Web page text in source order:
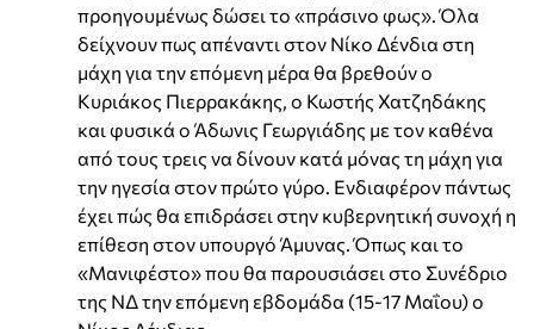
προηγουμένως δώσει το «πράσινο φως». Όλα
δείχνουν πως απέναντι στον Νίκο Δένδια στη
μάχη για την επόμενη μέρα θα βρεθούν ο
Κυριάκος Πιερρακάκης, ο Κωστής Χατζηδάκης
και φυσικά ο Άδωνις Γεωργιάδης με τον καθένα
από τους τρεις να δίνουν κατά μόνας τη μάχη για
την ηγεσία στον πρώτο γύρο. Ενδιαφέρον πάντως
έχει πώς θα επιδράσει στην κυβερνητική συνοχή η
επίθεση στον υπουργό Άμυνας. Όπως και το
«Μανιφέστο» που θα παρουσιάσει στο Συνέδριο
της ΝΔ την επόμενη εβδομάδα (15-17 Μαΐου) ο